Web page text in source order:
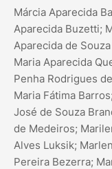
Márcia Aparecida
Aparecida Buzetti;
Aparecida de
Maria Aparecida
Penha Rodrigues
Maria Fátima
José de Souza
de Medeiros;
Alves Luksik;
Pereira Bezerra;